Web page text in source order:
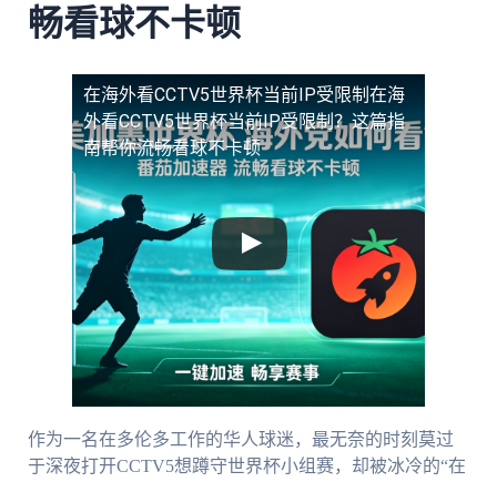
畅看球不卡顿
在海外看CCTV5世界杯当前IP受限制 在海
外看CCTV5世界杯当前IP受限制？这篇指
南帮你流畅看球不卡顿
作为一名在多伦多工作的华人球迷，最无奈的时刻莫过
于深夜打开CCTV5想蹲守世界杯小组赛，却被冰冷的“在